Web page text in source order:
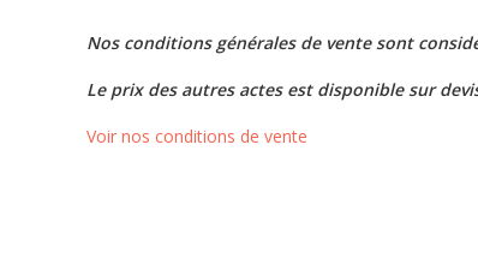
Nos conditions générales de vente sont
Le prix des autres actes est disponible sur
Voir nos conditions de vente